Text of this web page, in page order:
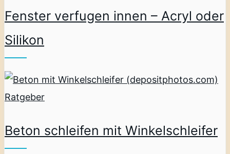
Fenster verfugen innen – Acryl oder
Silikon
Ratgeber
Beton schleifen mit Winkelschleifer